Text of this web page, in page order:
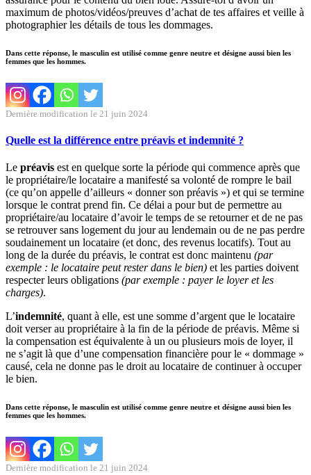
maximum de photos/vidéos/preuves d’achat de tes affaires et veille à
photographier les détails de tous les dommages.
Dans cette réponse, le masculin est utilisé comme genre neutre et désigne aussi bien les
femmes que les hommes.
Dernière modification le 21 juin 2024
Quelle est la différence entre préavis et indemnité ?
Le préavis est en quelque sorte la période qui commence après que
le propriétaire/le locataire a manifesté sa volonté de rompre le bail
(ce qu’on appelle d’ailleurs « donner son préavis ») et qui se termine
lorsque le contrat prend fin. Ce délai a pour but de permettre au
propriétaire/au locataire d’avoir le temps de se retourner et de ne pas
se retrouver sans logement du jour au lendemain ou de ne pas perdre
soudainement un locataire (et donc, des revenus locatifs). Tout au
long de la durée du préavis, le contrat est donc maintenu (par
exemple : le locataire peut rester dans le bien) et les parties doivent
respecter leurs obligations (par exemple : payer le loyer et les
charges).
L’indemnité, quant à elle, est une somme d’argent que le locataire
doit verser au propriétaire à la fin de la période de préavis. Même si
la compensation est équivalente à un ou plusieurs mois de loyer, il
ne s’agit là que d’une compensation financière pour le « dommage »
causé, cela ne donne pas le droit au locataire de continuer à occuper
le bien.
Dans cette réponse, le masculin est utilisé comme genre neutre et désigne aussi bien les
femmes que les hommes.
Dernière modification le 21 juin 2024